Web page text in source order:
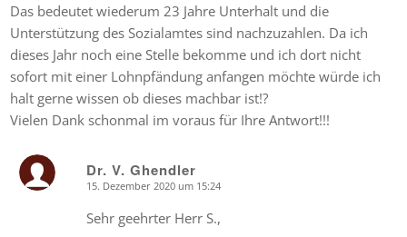
Das bedeutet wiederum 23 Jahre Unterhalt und die
Unterstützung des Sozialamtes sind nachzuzahlen. Da ich
dieses Jahr noch eine Stelle bekomme und ich dort nicht
sofort mit einer Lohnpfändung anfangen möchte würde ich
halt gerne wissen ob dieses machbar ist!?
Vielen Dank schonmal im voraus für Ihre Antwort!!!
Dr. V. Ghendler
15. Dezember 2020 um 15:24
Sehr geehrter Herr S.,